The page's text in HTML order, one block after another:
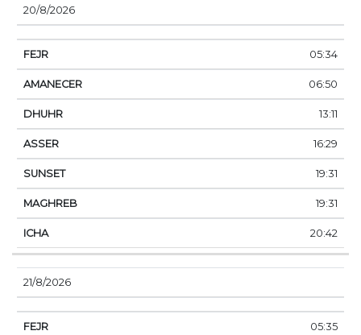
20/8/2026
05:34
06:50
13:11
16:29
19:31
19:31
20:42
21/8/2026
05:35